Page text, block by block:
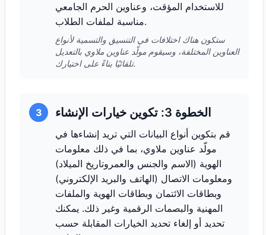
للاستخدام المؤقت، وعناوين الحرم الجامعي
مناسبة لملفات الطلاب.
ستكون هناك اختلافات في التنسيق والتسمية لأنواع
العناوين المختلفة، وسيقوم مولّد عناوين ملاوي بالتعديل
تلقائيًا بناءً على اختيارك.
3 الخطوة 3: تكوين خيارات الإنشاء
قم بتكوين أنواع البيانات التي تريد إنشاءها في
مولّد عناوين ملاوي، بما في ذلك معلومات
الهوية (الاسم والجنس والعمروتاريخ الميلاد)
ومعلومات الاتصال (الهاتف والبريد الإلكتروني)
وبطاقات الائتمان وبطاقات الهوية والملفات
المهنية والبصمات الرقمية وغير ذلك. يمكنك
تحديد أو إلغاء تحديد الخيارات المقابلة حسب